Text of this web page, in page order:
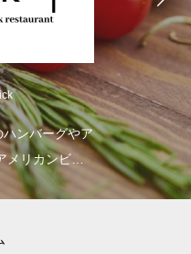
ンバーグやア
メリカンビー
リューム満点